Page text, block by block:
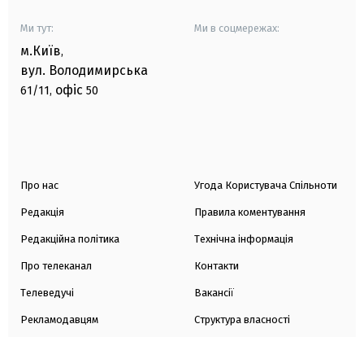
Ми тут:
м.Київ,
вул. Володимирська
61/11, офіс 50
Ми в соцмережах:
Про нас
Редакція
Редакційна політика
Про телеканал
Телеведучі
Рекламодавцям
Угода Користувача Спільноти
Правила коментування
Технічна інформація
Контакти
Вакансії
Структура власності